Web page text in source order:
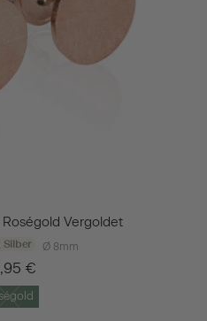
Vergoldet
Silber Ø 8mm
€